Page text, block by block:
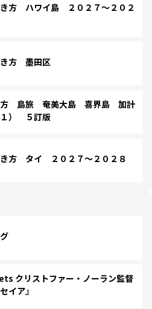
方 ハワイ島 ２０２７～２０２
方 墨田区
方 島旅 奄美大島 喜界島 加計
１） ５訂版
方 タイ ２０２７～２０２８
クリストファー・ノーラン監督
イア』